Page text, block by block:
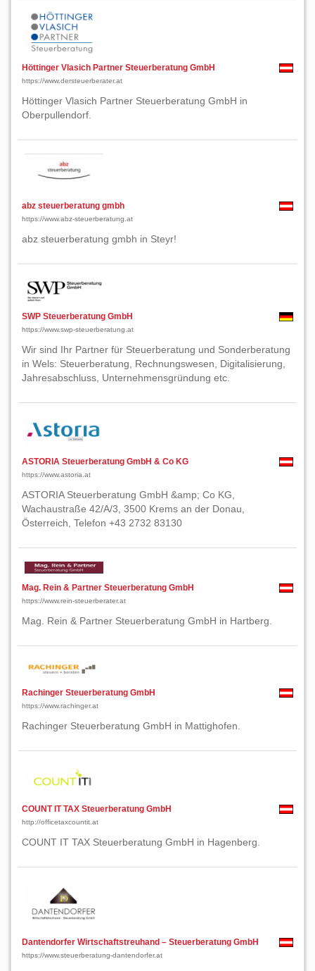
Höttinger Vlasich Partner Steuerberatung GmbH
https://www.dersteuerberater.at
Höttinger Vlasich Partner Steuerberatung GmbH in
Oberpullendorf.
abz steuerberatung gmbh
https://www.abz-steuerberatung.at
abz steuerberatung gmbh in Steyr!
SWP Steuerberatung GmbH
https://www.swp-steuerberatung.at
Wir sind Ihr Partner für Steuerberatung und Sonderberatung
in Wels: Steuerberatung, Rechnungswesen, Digitalisierung,
Jahresabschluss, Unternehmensgründung etc.
ASTORIA Steuerberatung GmbH & Co KG
https://www.astoria.at
ASTORIA Steuerberatung GmbH &amp; Co KG,
Wachaustraße 42/A/3, 3500 Krems an der Donau,
Österreich, Telefon +43 2732 83130
Mag. Rein & Partner Steuerberatung GmbH
https://www.rein-steuerberater.at
Mag. Rein & Partner Steuerberatung GmbH in Hartberg.
Rachinger Steuerberatung GmbH
https://www.rachinger.at
Rachinger Steuerberatung GmbH in Mattighofen.
COUNT IT TAX Steuerberatung GmbH
http://officetaxcountit.at
COUNT IT TAX Steuerberatung GmbH in Hagenberg.
Dantendorfer Wirtschaftstreuhand – Steuerberatung GmbH
https://www.steuerberatung-dantendorfer.at